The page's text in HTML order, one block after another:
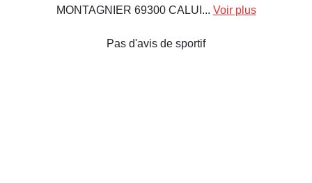
MONTAGNIER 69300 CALUI... Voir plus
Pas d'avis de sportif